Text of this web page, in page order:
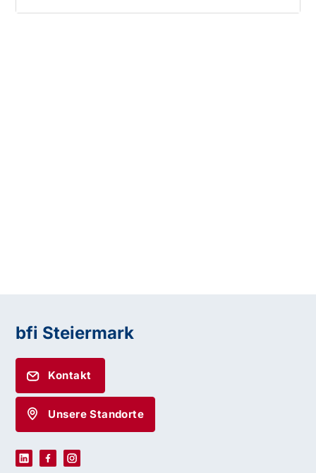
bfi Steiermark
Kontakt
Unsere Standorte